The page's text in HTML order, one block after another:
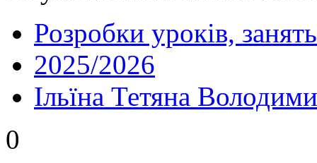
Розробки уроків, занять
2025/2026
Ільїна Тетяна
0